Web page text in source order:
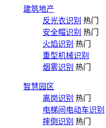
建筑地产
反光衣识别 热门
安全帽识别 热门
火焰识别 热门
重型机械识别
烟雾识别 热门
智慧园区
离岗识别 热门
电梯间电动车识别
摔倒识别 热门